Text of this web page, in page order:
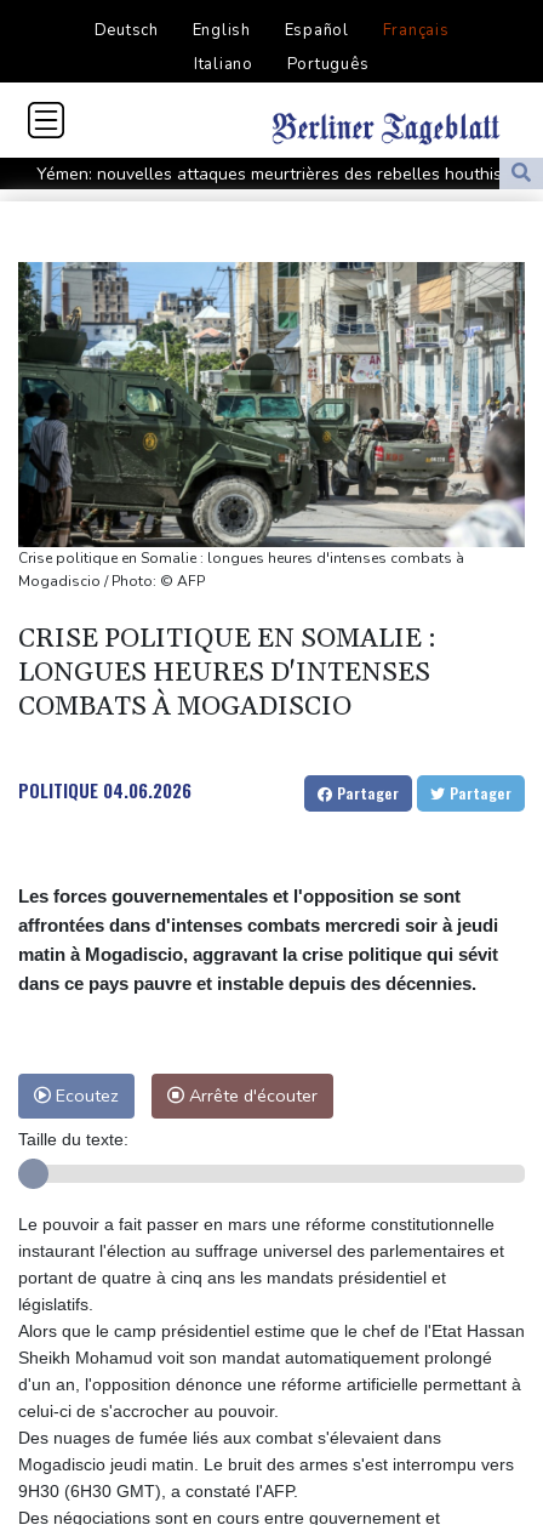
Deutsch English Español
Français
Italiano
Português
Yémen: nouvelles attaques meurtrières des rebelles houthis
dans une région pétrolifère
La Bourse de Paris termine en hausse et poursuit sa course aux
records
Tour de France: Niewiadoma s'impose au sommet du Ventoux et
endosse le maillot jaune
Canicules et sécheresse : un été de pertes et de désespoir pour
l'agriculture
Culottes menstruelles : les règles du remboursement précisées
En Thaïlande, "choc" et "incrédulité" dans un lycée après une
fusillade mortelle
Emploi américain moins bon que prévu, les Bourses en hausse
l'apiculture sur les toits
En Gironde, des vétérinaires au chevet de la faune sauvage
après le mégafeu
Crise politique en Somalie : longues heures d'intenses combats à
Mogadiscio / Photo: © AFP
CRISE POLITIQUE EN SOMALIE :
LONGUES HEURES D'INTENSES
COMBATS À MOGADISCIO
POLITIQUE 04.06.2026 Partager Partager
Les forces gouvernementales et l'opposition se sont
affrontées dans d'intenses combats mercredi soir à jeudi
matin à Mogadiscio, aggravant la crise politique qui sévit
dans ce pays pauvre et instable depuis des décennies.
Ecoutez Arrête d'écouter
Taille du texte:
Le pouvoir a fait passer en mars une réforme constitutionnelle
instaurant l'élection au suffrage universel des parlementaires et
portant de quatre à cinq ans les mandats présidentiel et
législatifs.
Alors que le camp présidentiel estime que le chef de l'Etat Hassan
Sheikh Mohamud voit son mandat automatiquement prolongé
d'un an, l'opposition dénonce une réforme artificielle permettant à
celui-ci de s'accrocher au pouvoir.
Des nuages de fumée liés aux combat s'élevaient dans
Mogadiscio jeudi matin. Le bruit des armes s'est interrompu vers
9H30 (6H30 GMT), a constaté l'AFP.
Des négociations sont en cours entre gouvernement et